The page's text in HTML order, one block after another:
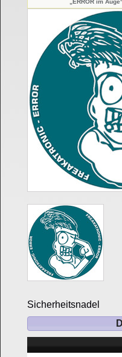
„ERROR im
Sicherheitsnadel